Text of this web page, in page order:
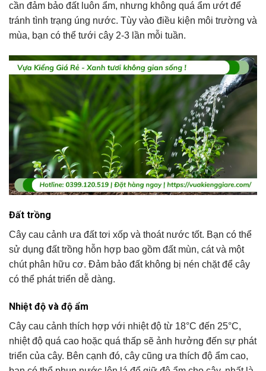
cần đảm bảo đất luôn ẩm, nhưng không quá ẩm ướt để
tránh tình trạng úng nước. Tùy vào điều kiện môi trường và
mùa, bạn có thể tưới cây 2-3 lần mỗi tuần.
Đất trồng
Cây cau cảnh ưa đất tơi xốp và thoát nước tốt. Bạn có thể
sử dụng đất trồng hỗn hợp bao gồm đất mùn, cát và một
chút phân hữu cơ. Đảm bảo đất không bị nén chặt để cây
có thể phát triển dễ dàng.
Nhiệt độ và độ ẩm
Cây cau cảnh thích hợp với nhiệt độ từ 18°C đến 25°C,
nhiệt độ quá cao hoặc quá thấp sẽ ảnh hưởng đến sự phát
triển của cây. Bên cạnh đó, cây cũng ưa thích độ ẩm cao,